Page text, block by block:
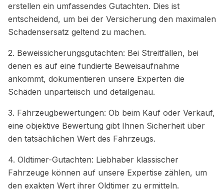
erstellen ein umfassendes Gutachten. Dies ist
entscheidend, um bei der Versicherung den maximalen
Schadensersatz geltend zu machen.
2. Beweissicherungsgutachten: Bei Streitfällen, bei
denen es auf eine fundierte Beweisaufnahme
ankommt, dokumentieren unsere Experten die
Schäden unparteiisch und detailgenau.
3. Fahrzeugbewertungen: Ob beim Kauf oder Verkauf,
eine objektive Bewertung gibt Ihnen Sicherheit über
den tatsächlichen Wert des Fahrzeugs.
4. Oldtimer-Gutachten: Liebhaber klassischer
Fahrzeuge können auf unsere Expertise zählen, um
den exakten Wert ihrer Oldtimer zu ermitteln.